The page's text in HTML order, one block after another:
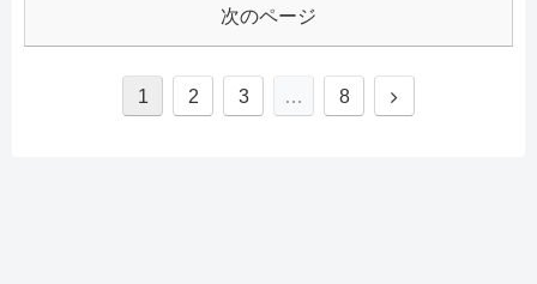
次のページ
1 2 3 … 8